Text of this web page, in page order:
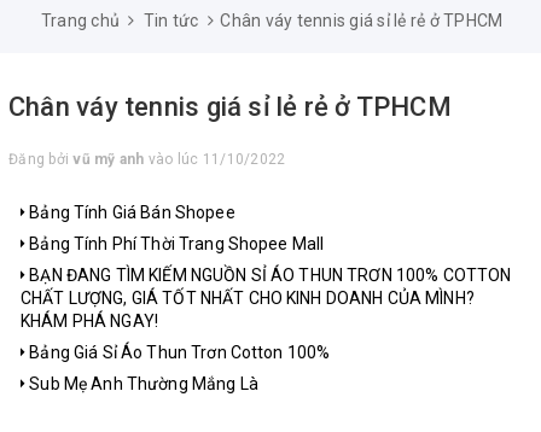
Trang chủ Tin tức Chân váy tennis giá sỉ lẻ rẻ ở TPHCM
Chân váy tennis giá sỉ lẻ rẻ ở TPHCM
Đăng bởivũ mỹ anh vào lúc 11/10/2022
Bảng Tính Giá Bán Shopee
Bảng Tính Phí Thời Trang Shopee Mall
BẠN ĐANG TÌM KIẾM NGUỒN SỈ ÁO THUN TRƠN 100% COTTON
CHẤT LƯỢNG, GIÁ TỐT NHẤT CHO KINH DOANH CỦA MÌNH?
KHÁM PHÁ NGAY!
Bảng Giá Sỉ Áo Thun Trơn Cotton 100%
Sub Mẹ Anh Thường Mắng Là